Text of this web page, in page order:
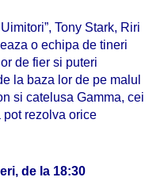
Tony Stark, Riri
o echipa de tineri
de fier si puteri
la baza lor de pe malul
si catelusa Gamma, cei
rezolva orice
de la 18:30